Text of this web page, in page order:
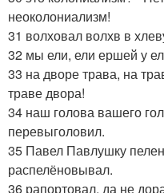
неоколониализм!
31 волховал волхв в
32 мы ели, ели ершей у
33 на дворе трава, на
траве двора!
34 наш голова вашего
перевыголовил.
35 Павел Павлушку
распелёновывал.
36 рапортовал, да не